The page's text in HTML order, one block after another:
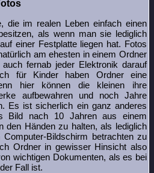
die im realen Leben einfach einen
als wenn man sie lediglich
einer Festplatte liegen hat. Fotos
am ehesten in einem Ordner
fernab jeder Elektronik darauf
für Kinder haben Ordner eine
hier können die kleinen ihre
aufbewahren und noch Jahre
Es ist sicherlich ein ganz anderes
Bild nach 10 Jahren aus einem
den Händen zu halten, als lediglich
Bildschirm betrachten zu
Ordner in gewisser Hinsicht also
wichtigen Dokumenten, als es bei
Fall ist.